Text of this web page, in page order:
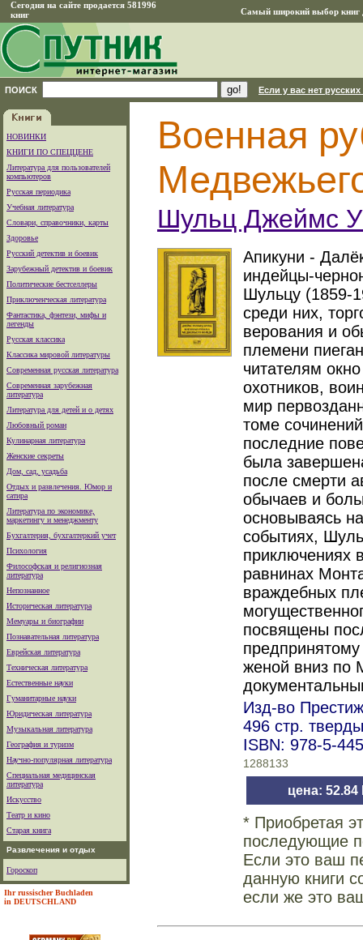
Сегодня на сайте продается 581996
книг
Самый широкий выбор книг
ПОИСК Если у вас нет
НОВИНКИ
КНИГИ ПО СПЕЦЦЕНЕ
Литература для пользователей
компьютеров
Русская периодика
Учебная литература
Словари, справочники, карты
Здоровье
Русский детектив и боевик
Зарубежный детектив и боевик
Политические бестселлеры
Приключенческая литература
Фантастика, фэнтези, мифы и
легенды
Русская классика
Классика мировой литературы
Современная русская литература
Современная зарубежная
литература
Литература для детей и о детях
Любовный роман
Кулинарная литература
Женские секреты
Дом, сад, усадьба
Отдых и развлечения. Юмор и
сатира
Литература по экономике,
маркетингу и менеджменту
Бухгалтерия, бухгалтеркий учет
Психология
Философская и религиозная
литература
Непознанное
Историческая литература
Мемуары и биографии
Познавательная литература
Еврейская литература
Техническая литература
Естественные науки
Гуманитарные науки
Юридическая литература
Музыкальная литература
География и туризм
Научно-популярная литература
Специальная медицинская
литература
Искусство
Театр и кино
Старая книга
Развлечения и отдых
Гороскоп
Ihr russischer Buchladen
in DEUTSCHLAND
Военная
Шульц Джеймс
Апикуни -
индейцы-
Шульцу (1859-
среди них,
верования и
племени
читателям
охотников,
мир
томе
последние
была
после смерти
обычаев и
основываясь
событиях,
приключениях
равнинах
враждебных
посвящены
женой вниз по
Изд-во
496 стр.
ISBN: 978-5-
1288133
цена: 52.84
* Приобретая
последующие
Если это ваш
данную книги
если же это